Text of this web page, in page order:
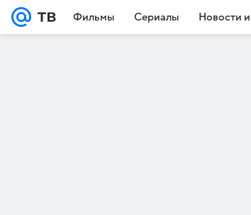
Фильмы Сериалы Новости и